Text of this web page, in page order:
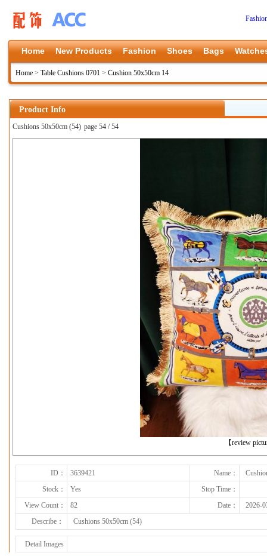
Home New Products Fashion Shoes Bags
Home > Table Cushions 0701 > Cushion 50x50cm 14
Product Info
Cushions 50x50cm (54) page 54 / 54
【review
ID： 3639421 Name：
Stock：
Yes
Stop Time：
View Count：
82 Date：
2026-
Describe：
Cushions 50x50cm (54)
Detail Images